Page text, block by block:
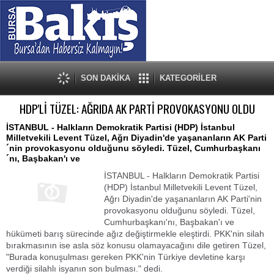
SON DAKİKA KATEGORİLER
HDP'Lİ TÜZEL: AĞRIDA AK PARTİ PROVOKASYONU OLDU
İSTANBUL - Halkların Demokratik Partisi (HDP) İstanbul
Milletvekili Levent Tüzel, Ağrı Diyadin'de yaşananların AK Parti
´nin provokasyonu olduğunu söyledi. Tüzel, Cumhurbaşkanı
´nı, Başbakan'ı ve
İSTANBUL - Halkların Demokratik Partisi
(HDP) İstanbul Milletvekili Levent Tüzel,
Ağrı Diyadin'de yaşananların AK Parti'nin
provokasyonu olduğunu söyledi. Tüzel,
Cumhurbaşkanı'nı, Başbakan'ı ve
hükümeti barış sürecinde ağız değiştirmekle eleştirdi. PKK'nin silah
bırakmasının ise asla söz konusu olamayacağını dile getiren Tüzel,
"Burada konuşulması gereken PKK'nin Türkiye devletine karşı
verdiği silahlı isyanın son bulması." dedi.